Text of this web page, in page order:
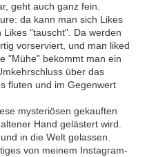
geht auch ganz fein.
da kann man sich Likes
"tauscht". Da werden
vorserviert, und man liked
"Mühe" bekommt man ein
über das
fluten und im Gegenwert
mysteriösen gekauften
Hand gelästert wird.
in die Welt gelassen.
von meinem Instagram-